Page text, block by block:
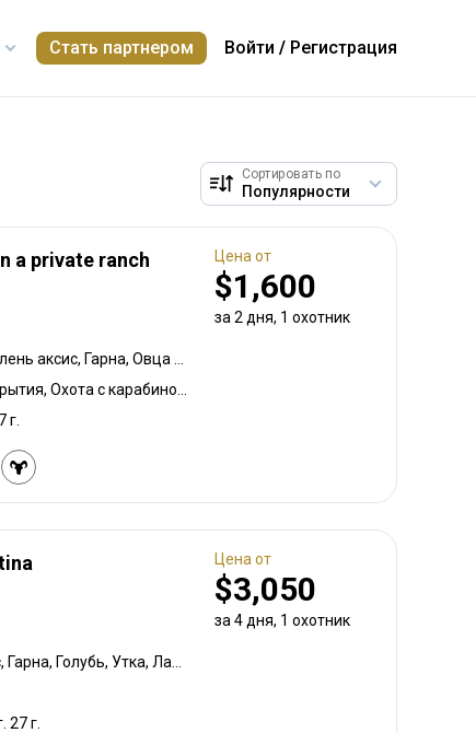
Стать партнером Войти / Регистрация
Сортировать по
a private ranch
г.
Цена от
$1,600
за 2 дня, 1 охотник
27 г.
Цена от
$3,050
за 4 дня, 1 охотник